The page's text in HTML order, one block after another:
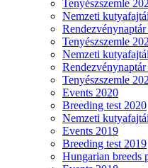
Tenyészszemle
Nemzeti
Tenyészszemle
Nemzeti
Rendezvénynaptár
Tenyészszemle
Events 2020
Breeding test 2020
Nemzeti
Events 2019
Breeding test 2019
Hungarian breeds